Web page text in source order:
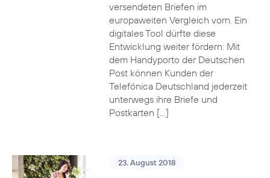
versendeten Briefen im
europaweiten Vergleich vorn. Ein
digitales Tool dürfte diese
Entwicklung weiter fördern: Mit
dem Handyporto der Deutschen
Post können Kunden der
Telefónica Deutschland jederzeit
unterwegs ihre Briefe und
Postkarten […]
23. August 2018